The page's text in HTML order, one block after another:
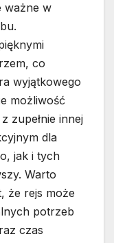
ważne w
co
wyjątkowego
możliwość
zupełnie innej
dla
jak i tych
Warto
że rejs może
potrzeb
czas